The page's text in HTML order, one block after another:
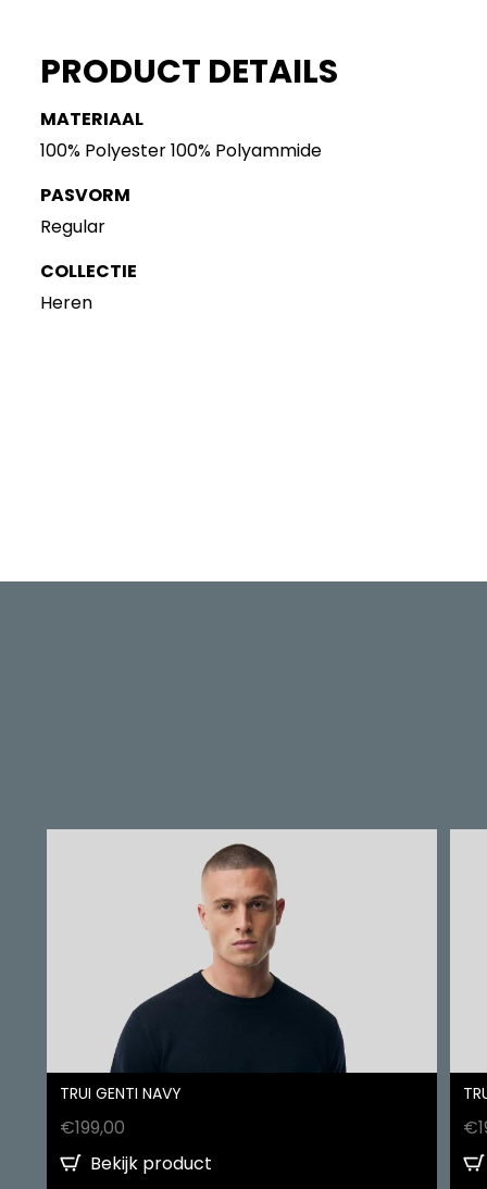
PRODUCT DETAILS
MATERIAAL
100% Polyester 100% Polyammide
PASVORM
Regular
COLLECTIE
Heren
TRUI GENTI NAVY
€199,00
Bekijk product
€